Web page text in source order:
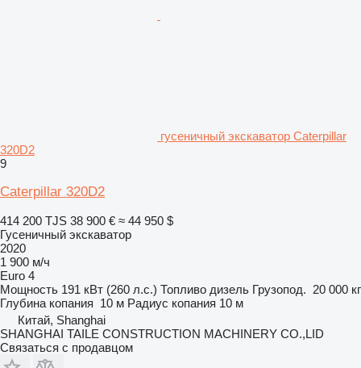
гусеничный экскаватор Caterpillar
320D2
9
Caterpillar 320D2
414 200 TJS 38 900 € ≈ 44 950 $
Гусеничный экскаватор
2020
1 900 м/ч
Euro 4
Мощность 191 кВт (260 л.с.) Топливо дизель Грузопод. 20 000 кг
Глубина копания 10 м Радиус копания 10 м
Китай, Shanghai
SHANGHAI TAILE CONSTRUCTION MACHINERY CO.,LID
Связаться с продавцом